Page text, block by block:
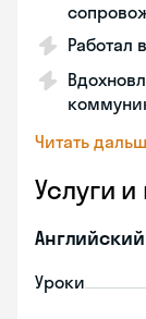
Работал
Читать
Услуги
Уроки